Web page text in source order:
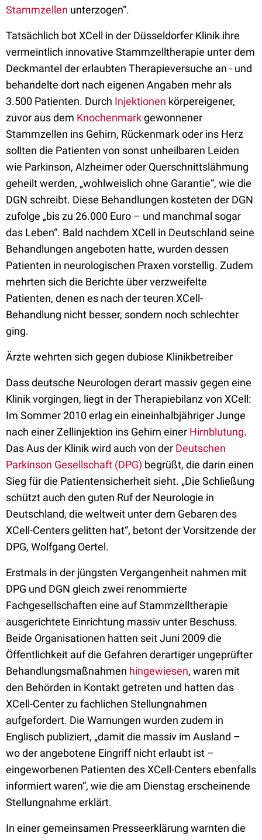
Stammzellen unterzogen“.
Tatsächlich bot XCell in der Düsseldorfer Klinik ihre
vermeintlich innovative Stammzelltherapie unter dem
Deckmantel der erlaubten Therapieversuche an - und
behandelte dort nach eigenen Angaben mehr als
3.500 Patienten. Durch Injektionen körpereigener,
zuvor aus dem Knochenmarkgewonnener
Stammzellen ins Gehirn, Rückenmark oder ins Herz
sollten die Patienten von sonst unheilbaren Leiden
wie Parkinson, Alzheimer oder Querschnittslähmung
geheilt werden, „wohlweislich ohne Garantie“, wie die
DGN schreibt. Diese Behandlungen kosteten der DGN
zufolge „bis zu 26.000 Euro – und manchmal sogar
das Leben“. Bald nachdem XCell in Deutschland seine
Behandlungen angeboten hatte, wurden dessen
Patienten in neurologischen Praxen vorstellig. Zudem
mehrten sich die Berichte über verzweifelte
Patienten, denen es nach der teuren XCell-
Behandlung nicht besser, sondern noch schlechter
ging.
Ärzte wehrten sich gegen dubiose Klinikbetreiber
Dass deutsche Neurologen derart massiv gegen eine
Klinik vorgingen, liegt in der Therapiebilanz von XCell:
Im Sommer 2010 erlag ein eineinhalbjähriger Junge
nach einer Zellinjektion ins Gehirn einer Hirnblutung.
Das Aus der Klinik wird auch von der Deutschen
Parkinson Gesellschaft (DPG) begrüßt, die darin einen
Sieg für die Patientensicherheit sieht. „Die Schließung
schützt auch den guten Ruf der Neurologie in
Deutschland, die weltweit unter dem Gebaren des
XCell-Centers gelitten hat“, betont der Vorsitzende der
DPG, Wolfgang Oertel.
Erstmals in der jüngsten Vergangenheit nahmen mit
DPG und DGN gleich zwei renommierte
Fachgesellschaften eine auf Stammzelltherapie
ausgerichtete Einrichtung massiv unter Beschuss.
Beide Organisationen hatten seit Juni 2009 die
Öffentlichkeit auf die Gefahren derartiger ungeprüfter
Behandlungsmaßnahmen hingewiesen, waren mit
den Behörden in Kontakt getreten und hatten das
XCell-Center zu fachlichen Stellungnahmen
aufgefordert. Die Warnungen wurden zudem in
Englisch publiziert, „damit die massiv im Ausland –
wo der angebotene Eingriff nicht erlaubt ist –
eingeworbenen Patienten des XCell-Centers ebenfalls
informiert waren“, wie die am Dienstag erscheinende
Stellungnahme erklärt.
In einer gemeinsamen Presseerklärung warnten die